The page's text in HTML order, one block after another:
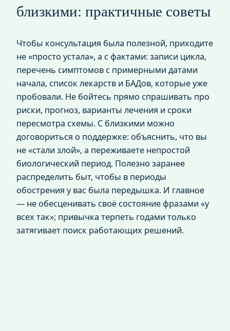
близкими: практичные советы
Чтобы консультация была полезной, приходите
не «просто устала», а с фактами: записи цикла,
перечень симптомов с примерными датами
начала, список лекарств и БАДов, которые уже
пробовали. Не бойтесь прямо спрашивать про
риски, прогноз, варианты лечения и сроки
пересмотра схемы. С близкими можно
договориться о поддержке: объяснить, что вы
не «стали злой», а переживаете непростой
биологический период. Полезно заранее
распределить быт, чтобы в периоды
обострения у вас была передышка. И главное
— не обесценивать своё состояние фразами «у
всех так»; привычка терпеть годами только
затягивает поиск работающих решений.